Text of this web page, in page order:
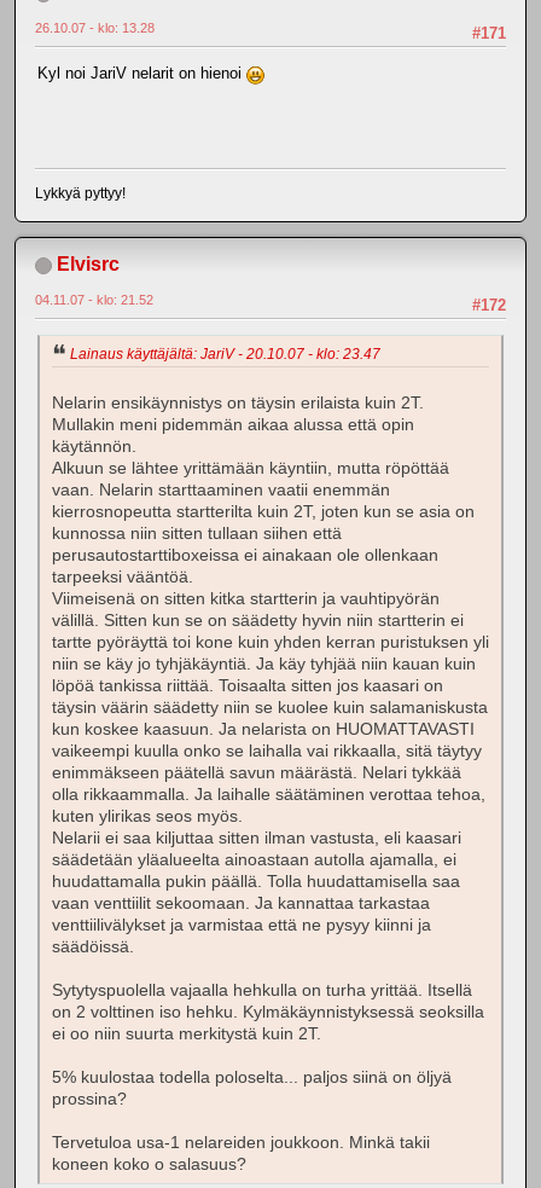
#171
26.10.07 - klo: 13.28
Kyl noi JariV nelarit on hienoi
Lykkyä pyttyy!
Elvisrc
#172
04.11.07 - klo: 21.52
Lainaus käyttäjältä: JariV - 20.10.07 - klo: 23.47
Nelarin ensikäynnistys on täysin erilaista kuin 2T.
Mullakin meni pidemmän aikaa alussa että opin
käytännön.
Alkuun se lähtee yrittämään käyntiin, mutta röpöttää
vaan. Nelarin starttaaminen vaatii enemmän
kierrosnopeutta startterilta kuin 2T, joten kun se asia on
kunnossa niin sitten tullaan siihen että
perusautostarttiboxeissa ei ainakaan ole ollenkaan
tarpeeksi vääntöä.
Viimeisenä on sitten kitka startterin ja vauhtipyörän
välillä. Sitten kun se on säädetty hyvin niin startterin ei
tartte pyöräyttä toi kone kuin yhden kerran puristuksen yli
niin se käy jo tyhjäkäyntiä. Ja käy tyhjää niin kauan kuin
löpöä tankissa riittää. Toisaalta sitten jos kaasari on
täysin väärin säädetty niin se kuolee kuin salamaniskusta
kun koskee kaasuun. Ja nelarista on HUOMATTAVASTI
vaikeempi kuulla onko se laihalla vai rikkaalla, sitä täytyy
enimmäkseen päätellä savun määrästä. Nelari tykkää
olla rikkaammalla. Ja laihalle säätäminen verottaa tehoa,
kuten ylirikas seos myös.
Nelarii ei saa kiljuttaa sitten ilman vastusta, eli kaasari
säädetään yläalueelta ainoastaan autolla ajamalla, ei
huudattamalla pukin päällä. Tolla huudattamisella saa
vaan venttiilit sekoomaan. Ja kannattaa tarkastaa
venttiilivälykset ja varmistaa että ne pysyy kiinni ja
säädöissä.
Sytytyspuolella vajaalla hehkulla on turha yrittää. Itsellä
on 2 volttinen iso hehku. Kylmäkäynnistyksessä seoksilla
ei oo niin suurta merkitystä kuin 2T.
5% kuulostaa todella poloselta... paljos siinä on öljyä
prossina?
Tervetuloa usa-1 nelareiden joukkoon. Minkä takii
koneen koko o salasuus?